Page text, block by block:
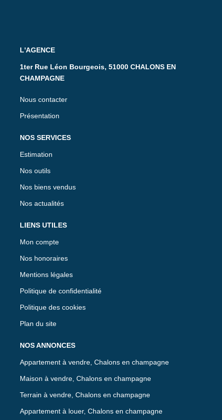
L'AGENCE
1ter Rue Léon Bourgeois, 51000 CHALONS EN
CHAMPAGNE
Nous contacter
Présentation
NOS SERVICES
Estimation
Nos outils
Nos biens vendus
Nos actualités
LIENS UTILES
Mon compte
Nos honoraires
Mentions légales
Politique de confidentialité
Politique des cookies
Plan du site
NOS ANNONCES
Appartement à vendre, Chalons en champagne
Maison à vendre, Chalons en champagne
Terrain à vendre, Chalons en champagne
Appartement à louer, Chalons en champagne